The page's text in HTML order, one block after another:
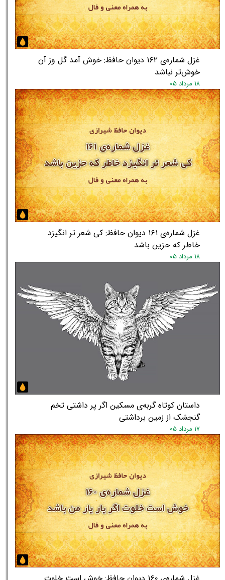
غزل شماره‌ی ۱۶۲ دیوان حافظ: خوش آمد گل وز آن
خوش‌تر نباشد
۱۸ مرداد ۰۵
غزل شماره‌ی ۱۶۱ دیوان حافظ: کی شعر تر انگیزد
خاطر که حزین باشد
۱۸ مرداد ۰۵
داستان کوتاه گربه‌ی مسکین اگر پر داشتی تخم
گنجشک از زمین برداشتی
۱۷ مرداد ۰۵